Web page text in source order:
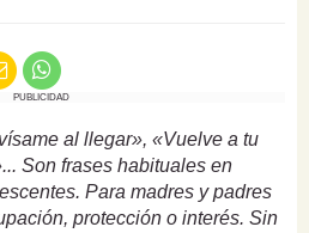
PUBLICIDAD
al llegar», «Vuelve a tu
Son frases habituales en
Para madres y padres
protección o interés. Sin